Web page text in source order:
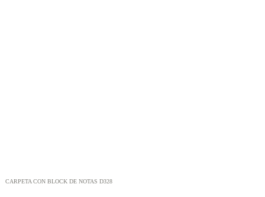
CARPETA CON BLOCK DE NOTAS D328